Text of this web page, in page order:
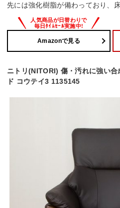
先には強化樹脂が備わっており、
Amazonで見る
ニトリ(NITORI) 傷・汚れに強い
ド コウテイ3 1135145